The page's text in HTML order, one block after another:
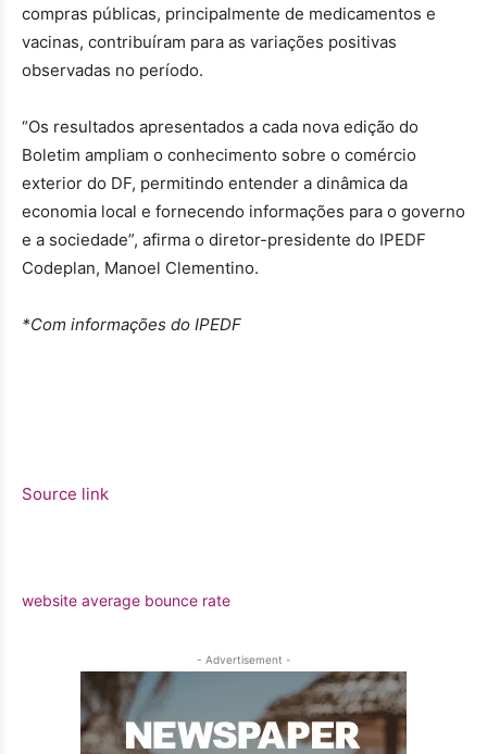
compras públicas, principalmente de medicamentos e
vacinas, contribuíram para as variações positivas
observadas no período.
“Os resultados apresentados a cada nova edição do
Boletim ampliam o conhecimento sobre o comércio
exterior do DF, permitindo entender a dinâmica da
economia local e fornecendo informações para o governo
e a sociedade”, afirma o diretor-presidente do IPEDF
Codeplan, Manoel Clementino.
*Com informações do IPEDF
Source link
website average bounce rate
- Advertisement -